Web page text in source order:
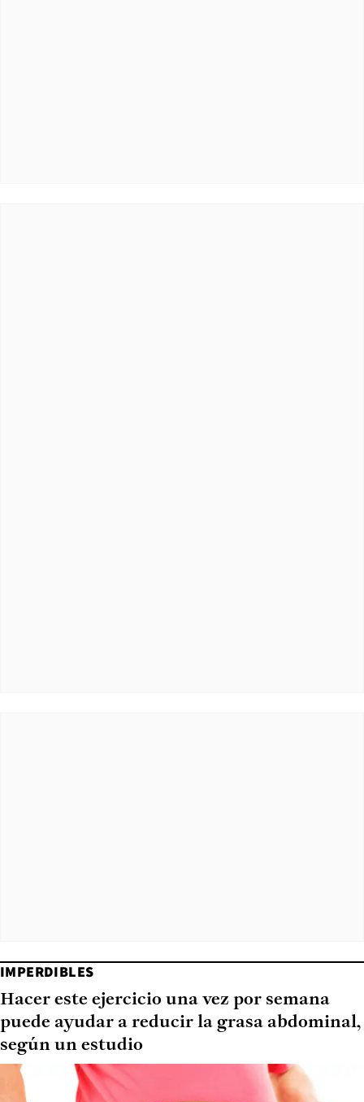
IMPERDIBLES
Hacer este ejercicio una vez por semana
puede ayudar a reducir la grasa abdominal,
según un estudio